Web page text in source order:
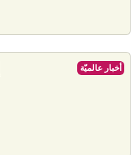
أخبار عالميّة